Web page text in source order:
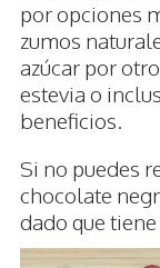
por opciones
zumos
azúcar por
estevia o
beneficios.
Si no puedes
chocolate
dado que